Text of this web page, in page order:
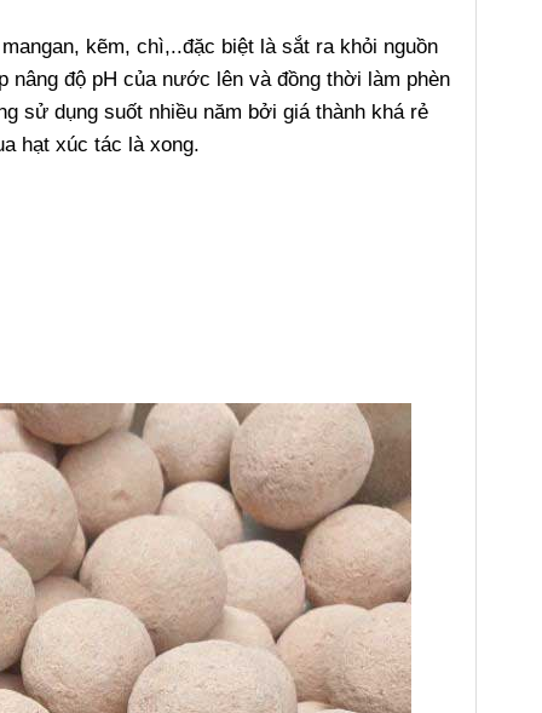
kẽm, chì,..đặc biệt là sắt ra khỏi nguồn
nâng độ pH của nước lên và đồng thời làm phèn
sử dụng suốt nhiều năm bởi giá thành khá rẻ
hạt xúc tác là xong.